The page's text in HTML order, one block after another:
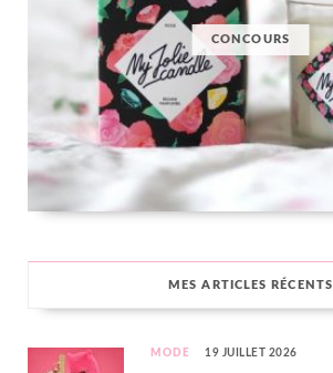
CONCOURS
MES ARTICLES RÉCENTS
MODE 19 JUILLET 2026